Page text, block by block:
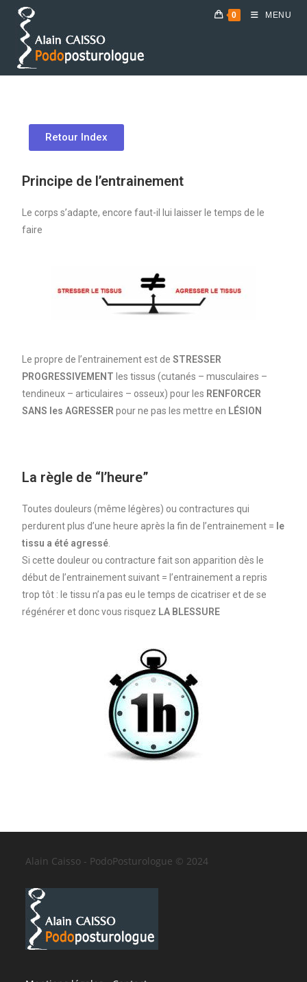
0 MENU
Prendre RDV
Retour Index
Principe de l’entrainement
Le corps s’adapte, encore faut-il lui laisser le temps de le
faire
Le propre de l’entrainement est deSTRESSER
PROGRESSIVEMENT les tissus (cutanés – musculaires –
tendineux – articulaires – osseux)pour les RENFORCER
SANS lesAGRESSERpour ne pas les mettre en LÉSION
La règle de “l’heure”
Toutes douleurs (même légères) ou contractures qui
perdurentplus d’une heure après la fin de l’entrainement = le
tissu a été agressé
Si cette douleur ou contracture fait son apparition dès le
début de l’entrainement suivant = l’entrainement a repris
trop tôt : le tissu n’a pas eu le temps de cicatriser et de se
régénérer et donc vous risquez LA BLESSURE
Alain Caisso - PodoPosturologue © 2024